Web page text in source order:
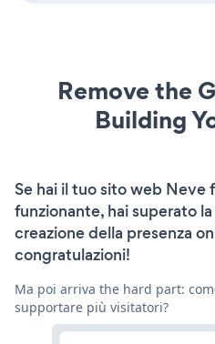
Remove the
Building
Se hai il tuo sito web Neve
funzionante, hai superato
creazione della presenza
congratulazioni!
Ma poi arriva the hard part:
supportare più visitatori?